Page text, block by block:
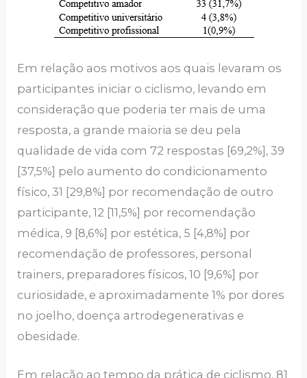
Em relação aos motivos aos quais levaram os
participantes iniciar o ciclismo, levando em
consideração que poderia ter mais de uma
resposta, a grande maioria se deu pela
qualidade de vida com 72 respostas [69,2%], 39
[37,5%] pelo aumento do condicionamento
físico, 31 [29,8%] por recomendação de outro
participante, 12 [11,5%] por recomendação
médica, 9 [8,6%] por estética, 5 [4,8%] por
recomendação de professores, personal
trainers, preparadores físicos, 10 [9,6%] por
curiosidade, e aproximadamente 1% por dores
no joelho, doença artrodegenerativas e
obesidade.
Em relação ao tempo da prática de ciclismo, 81